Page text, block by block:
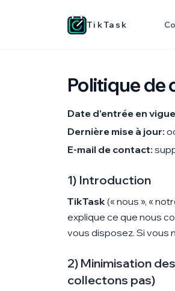
TikTask
Politique de
Date d’entrée en
Dernière mise à jour:
E-mail de contact:
1) Introduction
TikTask(« nous », «
explique ce que nous
vous disposez. Si vous
2) Minimisation
collectons pas)